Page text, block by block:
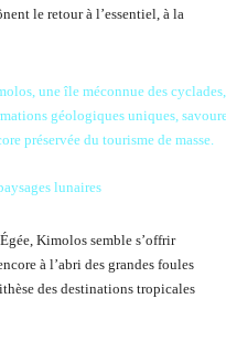
le retour à l’essentiel, à la
lunaires
Kimolos semble s’offrir
à l’abri des grandes foules
des destinations tropicales